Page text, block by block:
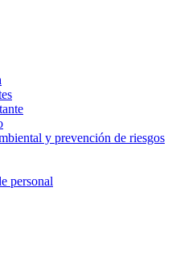
y prevención de riesgos
personal